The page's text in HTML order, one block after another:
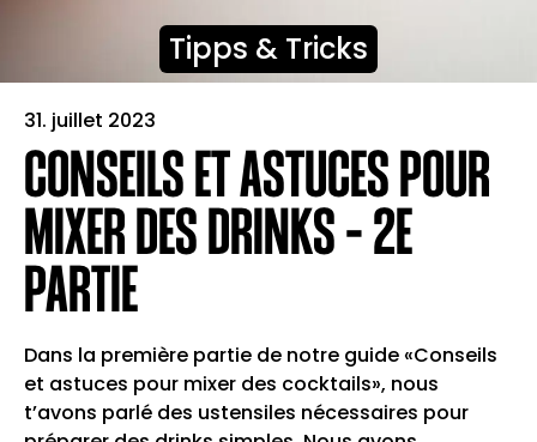
Tipps & Tricks
31. juillet 2023
CONSEILS ET ASTUCES POUR
MIXER DES DRINKS – 2E
PARTIE
Dans la première partie de notre guide «Conseils
et astuces pour mixer des cocktails», nous
t’avons parlé des ustensiles nécessaires pour